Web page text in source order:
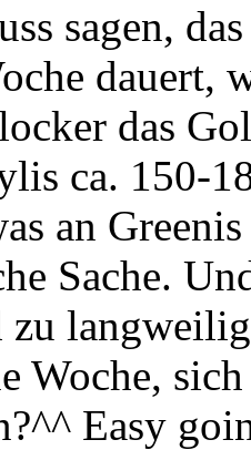
sagen,
dauert,
das
ca. 150-
an
Sache.
zu
Woche,
Easy